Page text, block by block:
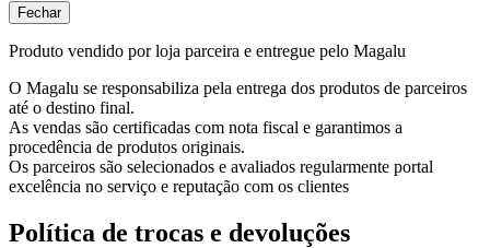
Fechar
Produto vendido por loja parceira e entregue pelo Magalu
O Magalu se responsabiliza pela entrega dos produtos de parceiros
até o destino final.
As vendas são certificadas com nota fiscal e garantimos a
procedência de produtos originais.
Os parceiros são selecionados e avaliados regularmente portal
excelência no serviço e reputação com os clientes
Política de trocas e devoluções